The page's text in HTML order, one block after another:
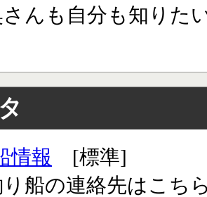
んも自分も知りた
情報 [標準]
船の連絡先はこち